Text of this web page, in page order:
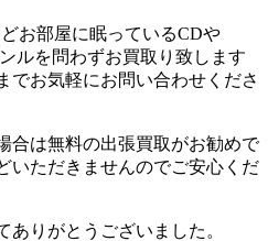
お部屋に眠っているCDや
ルを問わずお買取り致します
でお気軽にお問い合わせくださ
合は無料の出張買取がお勧めで
いただきませんのでご安心くだ
りがとうございました。